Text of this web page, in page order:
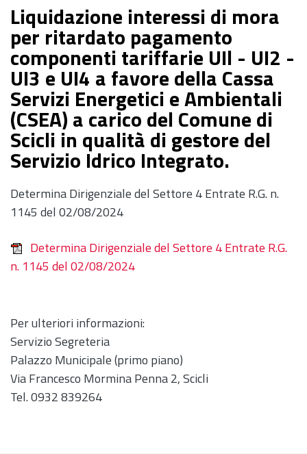
Liquidazione interessi di mora
per ritardato pagamento
componenti tariffarie UIl - UI2 -
UI3 e UI4 a favore della Cassa
Servizi Energetici e Ambientali
(CSEA) a carico del Comune di
Scicli in qualità di gestore del
Servizio Idrico Integrato.
Determina Dirigenziale del Settore 4 Entrate R.G. n.
1145 del 02/08/2024
Determina Dirigenziale del Settore 4 Entrate R.G.
n. 1145 del 02/08/2024
Per ulteriori informazioni:
Servizio Segreteria
Palazzo Municipale (primo piano)
Via Francesco Mormina Penna 2, Scicli
Tel. 0932 839264